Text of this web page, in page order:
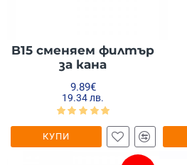
B15 сменяем филтър
за кана
9.89€
19.34 лв.
КУПИ